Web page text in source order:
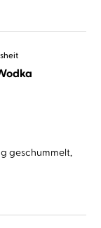
geschummelt,